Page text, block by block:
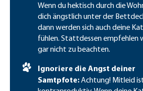
Wenn du hektisch durch die
dich ängstlich unter der
dann werden sich auch deine
fühlen. Stattdessen empfehlen
gar nicht zu beachten.
Ignoriere die Angst deiner
Samtpfote:Achtung! Mitleid